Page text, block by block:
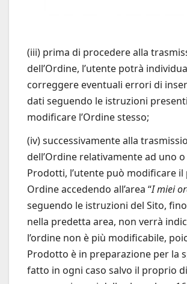
(iii) prima di procedere alla
dell’Ordine, l’utente potrà
correggere eventuali errori di
dati seguendo le istruzioni
modificare l’Ordine stesso;
(iv) successivamente alla
dell’Ordine relativamente ad uno
Prodotti, l’utente può modificare
Ordine accedendo all’area “I miei
seguendo le istruzioni del Sito,
nella predetta area, non verrà
l’ordine non è più modificabile,
Prodotto è in preparazione per la
fatto in ogni caso salvo il proprio